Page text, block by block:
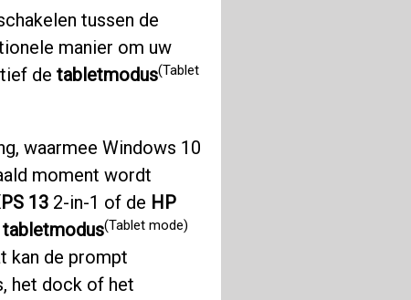
tussen de
manier om uw
de tabletmodus(Tablet
waarmee Windows 10
moment wordt
132-in-1 of de HP
tabletmodus(Tablet mode)
kan de prompt
het dock of het